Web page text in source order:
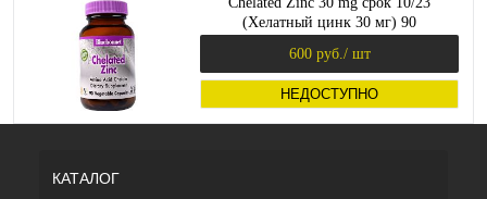
(Хелатный цинк 30 мг) 90
Nutrition)
600 руб. / шт
НЕДОСТУПНО
КАТАЛОГ